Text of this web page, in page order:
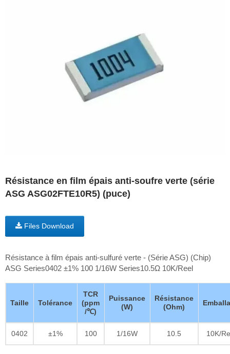
Résistance en film épais anti-soufre verte (série
ASG ASG02FTE10R5) (puce)
Files Download
Résistance à film épais anti-sulfuré verte - (Série ASG) (Chip)
ASG Series0402 ±1% 100 1/16W Series10.5Ω 10K/Reel
Taille Tolérance
TCR
(ppm
/℃)
Puissance
(W)
Résistance
(Ohm)
0402 ±1% 100 1/16W 10.5 10K/